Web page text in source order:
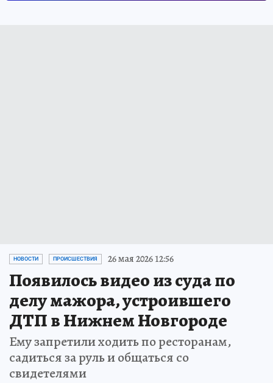
НОВОСТИ ПРОИСШЕСТВИЯ 26 мая 2026 12:56
Появилось видео из суда по
делу мажора, устроившего
ДТП в Нижнем Новгороде
Ему запретили ходить по ресторанам,
садиться за руль и общаться со
свидетелями